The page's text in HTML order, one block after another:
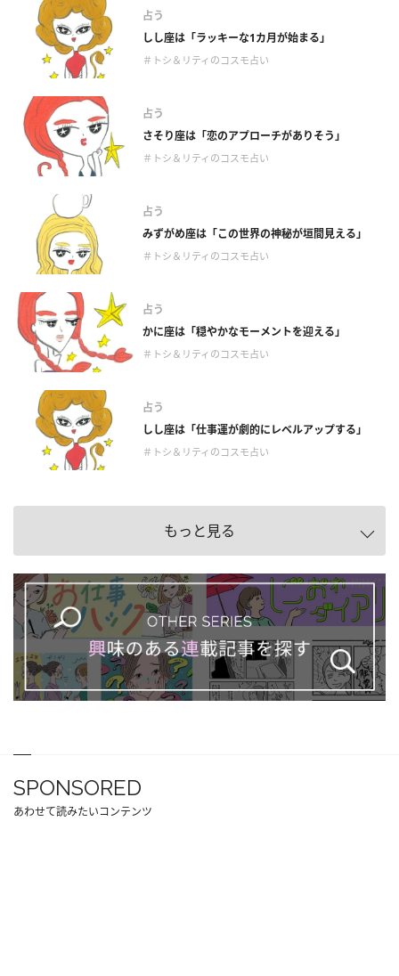
占う
しし座は「ラッキーな1カ月が始まる」
＃トシ＆リティのコスモ占い
占う
さそり座は「恋のアプローチがありそう」
＃トシ＆リティのコスモ占い
占う
みずがめ座は「この世界の神秘が垣間見える」
＃トシ＆リティのコスモ占い
占う
かに座は「穏やかなモーメントを迎える」
＃トシ＆リティのコスモ占い
占う
しし座は「仕事運が劇的にレベルアップする」
＃トシ＆リティのコスモ占い
もっと見る
SPONSORED
あわせて読みたいコンテンツ